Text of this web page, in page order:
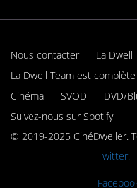
Nous contacter
La Dwell
La Dwell Team est
Cinéma
SVOD
DVD/
Suivez-nous sur Spotify
© 2019-2025 CinéDweller.
Twitter.